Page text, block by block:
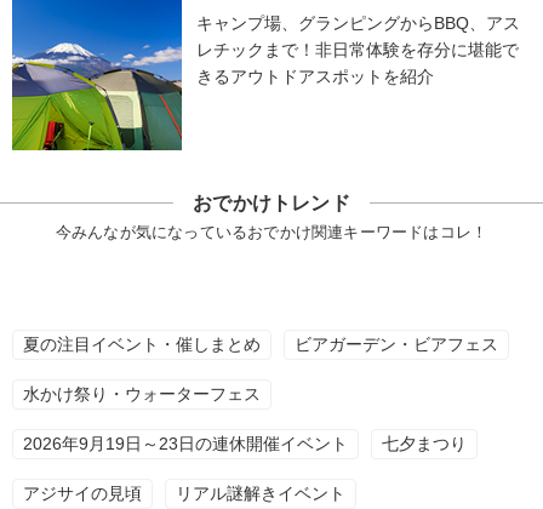
キャンプ場、グランピングからBBQ、アス
レチックまで！非日常体験を存分に堪能で
きるアウトドアスポットを紹介
おでかけトレンド
今みんなが気になっているおでかけ関連キーワードはコレ！
夏の注目イベント・催しまとめ ビアガーデン・ビアフェス
水かけ祭り・ウォーターフェス
2026年9月19日～23日の連休開催イベント 七夕まつり
アジサイの見頃 リアル謎解きイベント